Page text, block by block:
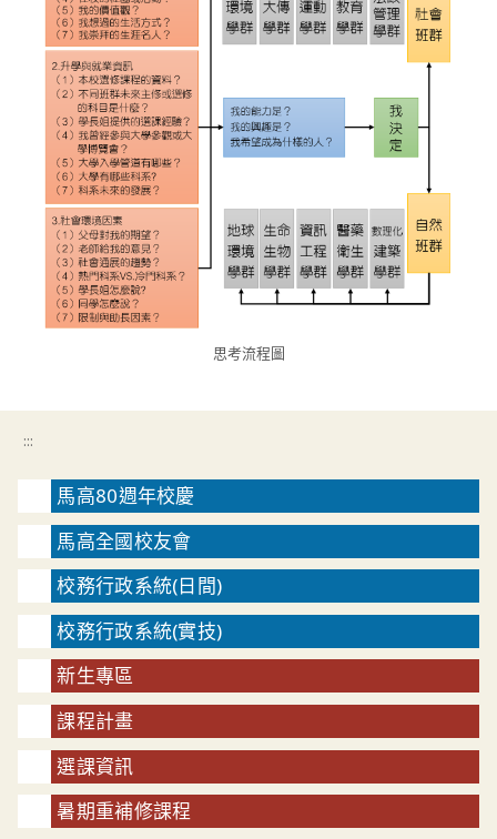
思考流程圖
:::
馬高80週年校慶
馬高全國校友會
校務行政系統(日間)
校務行政系統(實技)
新生專區
課程計畫
選課資訊
暑期重補修課程